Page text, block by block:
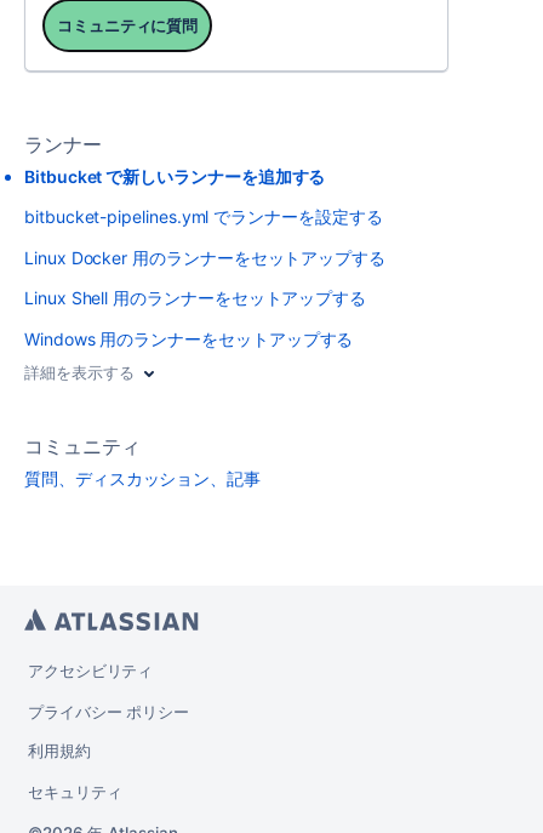
コミュニティに質問
ランナー
Bitbucket で新しいランナーを追加する
bitbucket-pipelines.yml でランナーを設定する
Linux Docker 用のランナーをセットアップする
Linux Shell 用のランナーをセットアップする
Windows 用のランナーをセットアップする
詳細を表示する
コミュニティ
質問、ディスカッション、記事
アクセシビリティ
プライバシー ポリシー
利用規約
セキュリティ